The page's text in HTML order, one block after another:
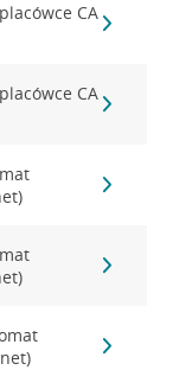
CA
CA